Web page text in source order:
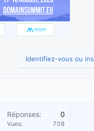
Identifiez-vous ou
Réponses 0
Vues 708